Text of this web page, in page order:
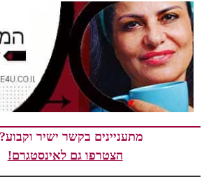
מתעניינים בקשר ישיר וקבוע?…
הצטרפו גם לאינסטגרם!